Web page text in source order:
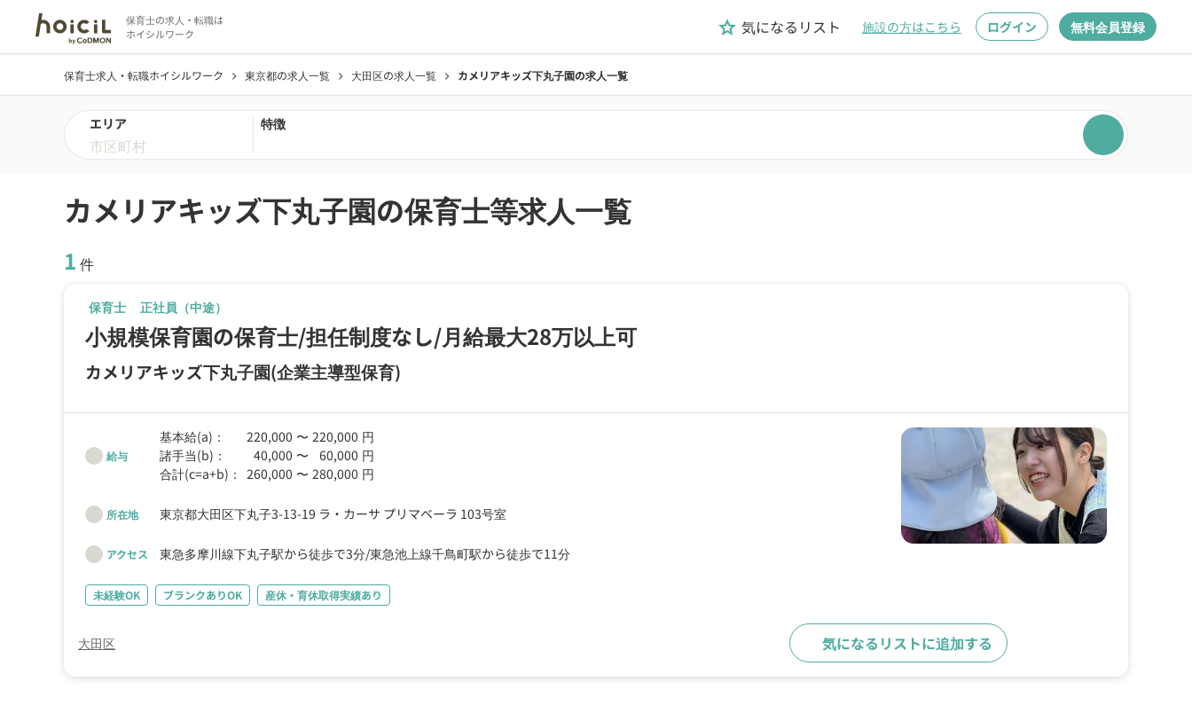
保育士の求人・転職は
ホイシルワーク
grade 気になるリスト 施設の方はこちら ログイン 無料会員登録
保育士求人・転職ホイシルワーク chevron_right 東京都の求人一覧 chevron_right 大田区の求人一覧 chevron_right カメリアキッズ下丸子園の求人一覧
エリア 特徴
カメリアキッズ下丸子園の保育士等求人一覧
1 件
保育士 正社員（中途）
小規模保育園の保育士/担任制度なし/月給最大28万以上可
カメリアキッズ下丸子園(企業主導型保育)
給与
基本給(a)： 220,000 〜 220,000 円
諸手当(b)：
40,000 〜 60,000 円
合計(c=a+b)： 260,000 〜 280,000 円
所在地 東京都大田区下丸子3-13-19 ラ・カーサ プリマベーラ 103号室
アクセス 東急多摩川線下丸子駅から徒歩で3分 東急池上線千鳥町駅から徒歩で11分
未経験OK ブランクありOK 産休・育休取得実績あり
大田区 気になるリストに追加する